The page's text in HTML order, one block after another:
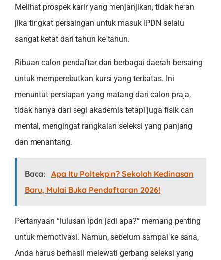
Melihat prospek karir yang menjanjikan, tidak heran
jika tingkat persaingan untuk masuk IPDN selalu
sangat ketat dari tahun ke tahun.
Ribuan calon pendaftar dari berbagai daerah bersaing
untuk memperebutkan kursi yang terbatas. Ini
menuntut persiapan yang matang dari calon praja,
tidak hanya dari segi akademis tetapi juga fisik dan
mental, mengingat rangkaian seleksi yang panjang
dan menantang.
Baca: Apa Itu Poltekpin? Sekolah Kedinasan
Baru, Mulai Buka Pendaftaran 2026!
Pertanyaan “lulusan ipdn jadi apa?” memang penting
untuk memotivasi. Namun, sebelum sampai ke sana,
Anda harus berhasil melewati gerbang seleksi yang